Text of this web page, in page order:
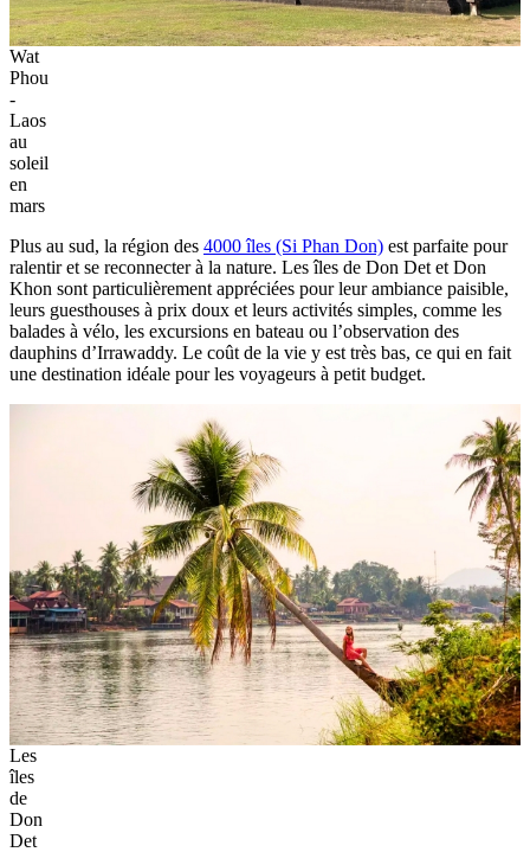
Wat
Phou
-
Laos
au
soleil
en
mars
Plus au sud, la région des 4000 îles (Si Phan Don) est parfaite pour
ralentir et se reconnecter à la nature. Les îles de Don Det et Don
Khon sont particulièrement appréciées pour leur ambiance paisible,
leurs guesthouses à prix doux et leurs activités simples, comme les
balades à vélo, les excursions en bateau ou l’observation des
dauphins d’Irrawaddy. Le coût de la vie y est très bas, ce qui en fait
une destination idéale pour les voyageurs à petit budget.
Les
îles
de
Don
Det